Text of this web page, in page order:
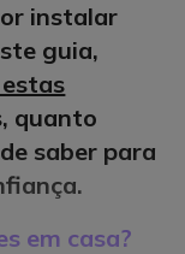
instalar
guia,
quanto
saber para
em casa?